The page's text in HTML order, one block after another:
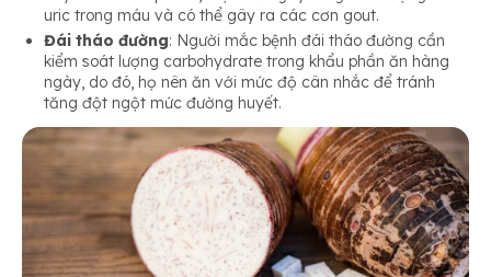
uric trong máu và có thể gây ra các cơn gout.
Đái tháo đường: Người mắc bệnh đái tháo đường cần
kiểm soát lượng carbohydrate trong khẩu phần ăn hàng
ngày, do đó, họ nên ăn với mức độ cân nhắc để tránh
tăng đột ngột mức đường huyết.